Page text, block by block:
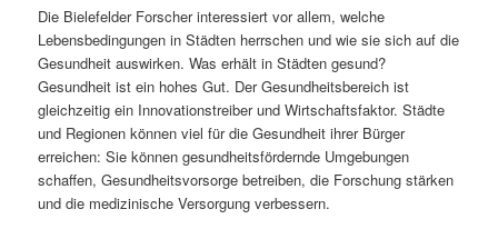
r
i
n
g
e
s
p
r
i
n
Die Bielefelder Forscher interessiert vor allem, welche
Lebensbedingungen in Städten herrschen und wie sie sich auf die
Gesundheit auswirken. Was erhält in Städten gesund?
Gesundheit ist ein hohes Gut. Der Gesundheitsbereich ist
gleichzeitig ein Innovationstreiber und Wirtschaftsfaktor. Städte
und Regionen können viel für die Gesundheit ihrer Bürger
erreichen: Sie können gesundheitsfördernde Umgebungen
schaffen, Gesundheitsvorsorge betreiben, die Forschung stärken
und die medizinische Versorgung verbessern.